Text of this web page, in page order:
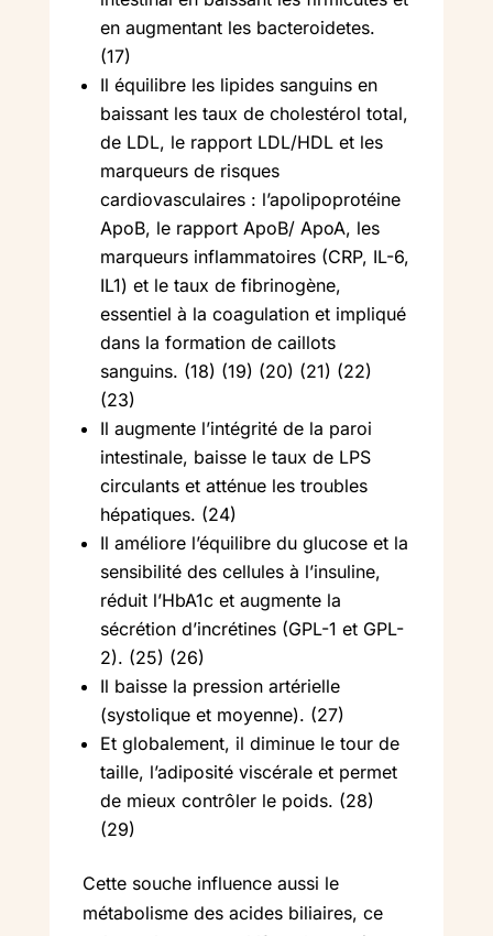
en augmentant les bacteroidetes.
(17)
Il équilibre les lipides sanguins en
baissant les taux de cholestérol total,
de LDL, le rapport LDL/HDL et les
marqueurs de risques
cardiovasculaires : l’apolipoprotéine
ApoB, le rapport ApoB/ ApoA, les
marqueurs inflammatoires (CRP, IL-6,
IL1) et le taux de fibrinogène,
essentiel à la coagulation et impliqué
dans la formation de caillots
sanguins. (18) (19) (20) (21) (22)
(23)
Il augmente l’intégrité de la paroi
intestinale, baisse le taux de LPS
circulants et atténue les troubles
hépatiques. (24)
Il améliore l’équilibre du glucose et la
sensibilité des cellules à l’insuline,
réduit l’HbA1c et augmente la
sécrétion d’incrétines (GPL-1 et GPL-
2). (25) (26)
Il baisse la pression artérielle
(systolique et moyenne). (27)
Et globalement, il diminue le tour de
taille, l’adiposité viscérale et permet
de mieux contrôler le poids. (28)
(29)
Cette souche influence aussi le
métabolisme des acides biliaires, ce